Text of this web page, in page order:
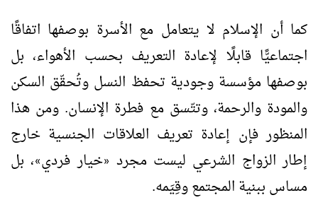
كما أن الإسلام لا يتعامل مع الأسرة بوصفها اتفاقًا
اجتماعيًّا قابلًا لإعادة التعريف بحسب الأهواء، بل
بوصفها مؤسسة وجودية تحفظ النسل وتُحقّق السكن
والمودة والرحمة، وتتّسق مع فطرة الإنسان. ومن هذا
المنظور فإن إعادة تعريف العلاقات الجنسية خارج
إطار الزواج الشرعي ليست مجرد «خيار فردي»، بل
مساس ببنية المجتمع وقِيَمه.